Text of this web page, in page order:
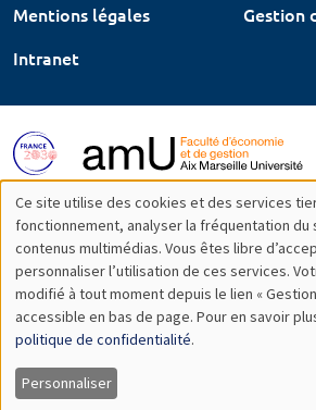
Mentions légales
Gestion
Intranet
Utilisation
des
données
personnelles
et
Ce site utilise des cookies et des services
fonctionnement, analyser la fréquentation
contenus multimédias. Vous êtes libre
personnaliser l’utilisation de ces services.
modifié à tout moment depuis le lien «
accessible en bas de page. Pour en savoir
politique de confidentialité.
Personnaliser